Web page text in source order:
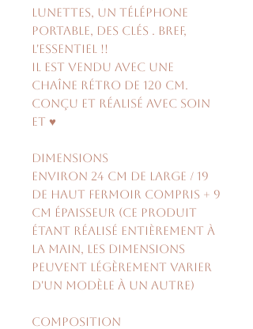
lunettes, un téléphone
portable, des clés . Bref,
l'essentiel !!
Il est vendu avec une
chaîne rétro de 120 cm.
Conçu et réalisé avec soin
et ♥
Dimensions
environ 24 cm de large / 19
de haut fermoir compris + 9
cm épaisseur (ce produit
étant réalisé entièrement à
la main, les dimensions
peuvent légèrement varier
d'un modèle à un autre)
Composition